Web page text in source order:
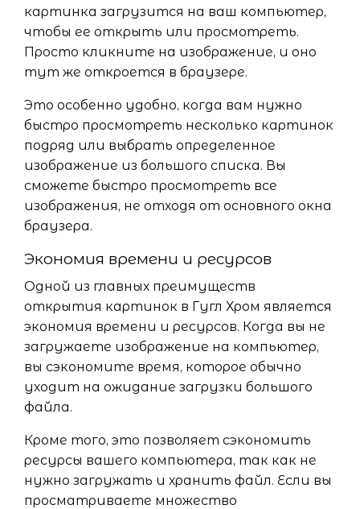
картинка загрузится на ваш компьютер,
чтобы ее открыть или просмотреть.
Просто кликните на изображение, и оно
тут же откроется в браузере.
Это особенно удобно, когда вам нужно
быстро просмотреть несколько картинок
подряд или выбрать определенное
изображение из большого списка. Вы
сможете быстро просмотреть все
изображения, не отходя от основного окна
браузера.
Экономия времени и ресурсов
Одной из главных преимуществ
открытия картинок в Гугл Хром является
экономия времени и ресурсов. Когда вы не
загружаете изображение на компьютер,
вы сэкономите время, которое обычно
уходит на ожидание загрузки большого
файла.
Кроме того, это позволяет сэкономить
ресурсы вашего компьютера, так как не
нужно загружать и хранить файл. Если вы
просматриваете множество